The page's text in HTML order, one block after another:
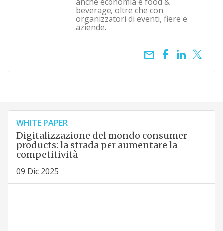
beverage, oltre che con
organizzatori di eventi, fiere e
aziende.
email
WHITE PAPER
Digitalizzazione del mondo consumer
products: la strada per aumentare la
competitività
09 Dic 2025